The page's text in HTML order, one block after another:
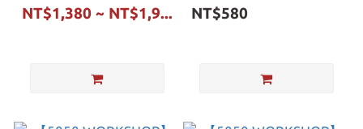
納袋 S / L尺寸
NT$1,380 ~ NT$1,9...
L尺寸
NT$580